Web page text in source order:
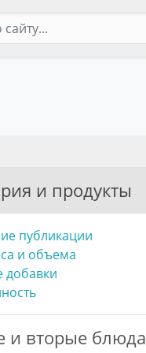
и продукты
публикации
и объема
добавки
и вторые блюда